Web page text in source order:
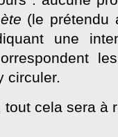
(le prétendu
une
circuler.
tout cela sera à